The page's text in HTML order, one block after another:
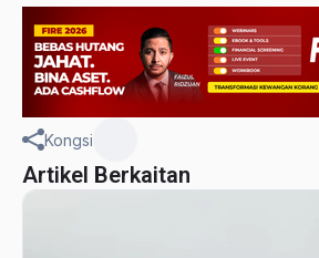
Kongsi
Artikel Berkaitan